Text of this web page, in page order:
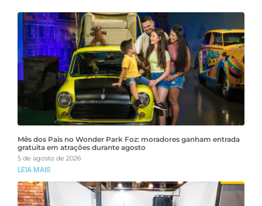
Mês dos Pais no Wonder Park Foz: moradores ganham entrada
gratuita em atrações durante agosto
5 de agosto de 2026
LEIA MAIS